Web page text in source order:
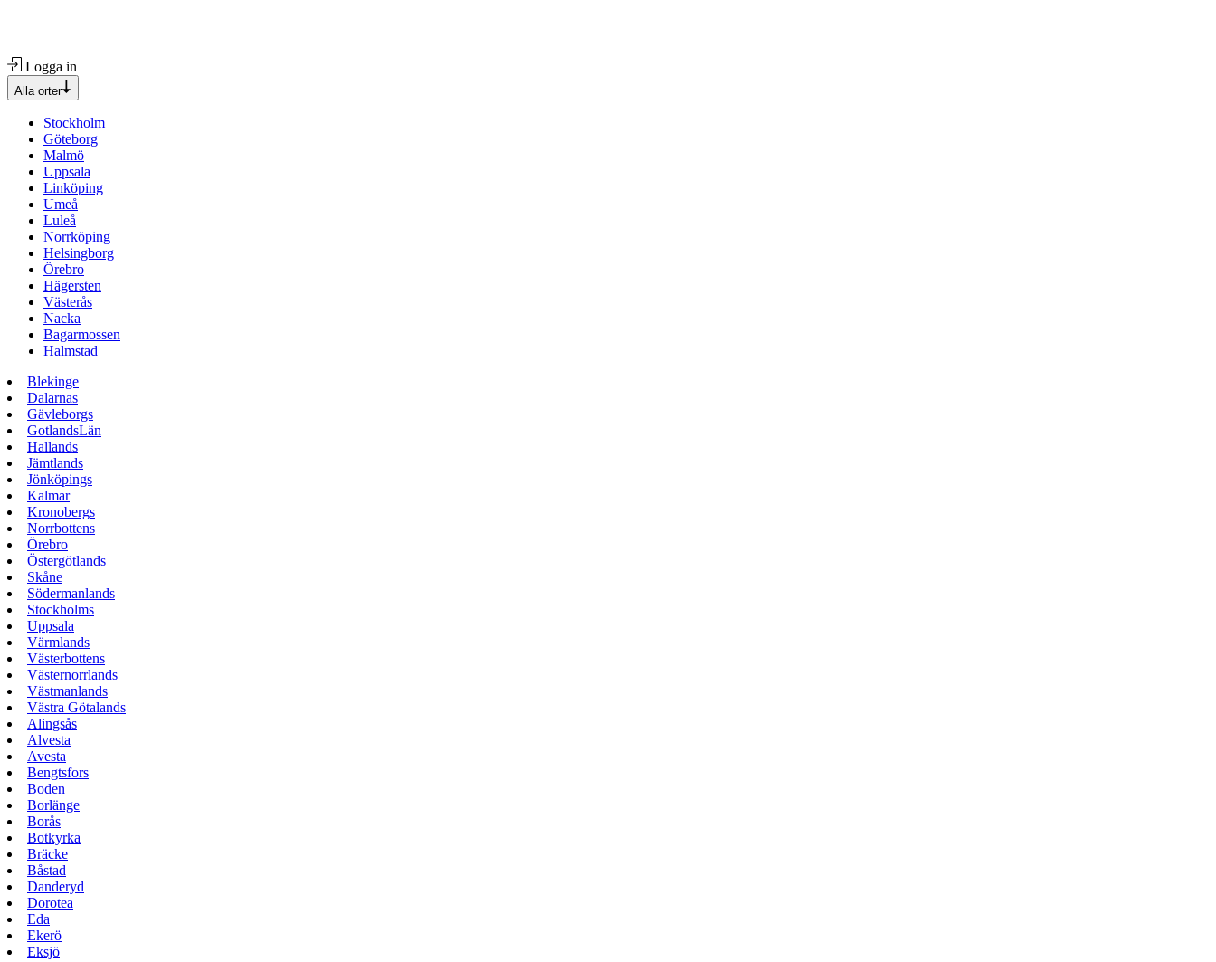
Logga in
Alla orter
Stockholm
Göteborg
Malmö
Uppsala
Linköping
Umeå
Luleå
Norrköping
Helsingborg
Örebro
Hägersten
Västerås
Nacka
Bagarmossen
Halmstad
Blekinge
Dalarnas
Gävleborgs
GotlandsLän
Hallands
Jämtlands
Jönköpings
Kalmar
Kronobergs
Norrbottens
Örebro
Östergötlands
Skåne
Södermanlands
Stockholms
Uppsala
Värmlands
Västerbottens
Västernorrlands
Västmanlands
Västra Götalands
Alingsås
Alvesta
Avesta
Bengtsfors
Boden
Borlänge
Borås
Botkyrka
Bräcke
Båstad
Danderyd
Dorotea
Eda
Ekerö
Eksjö